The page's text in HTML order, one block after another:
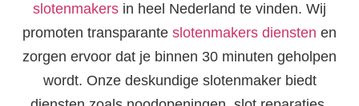
slotenmakers in heel Nederland te vinden. Wij
promoten transparante slotenmakers diensten en
zorgen ervoor dat je binnen 30 minuten geholpen
wordt. Onze deskundige slotenmaker biedt